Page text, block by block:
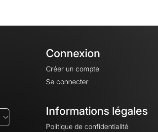
Connexion
Créer un compte
Se connecter
Informations légales
Politique de confidentialité